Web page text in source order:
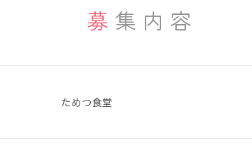
募集内容
ためつ食堂